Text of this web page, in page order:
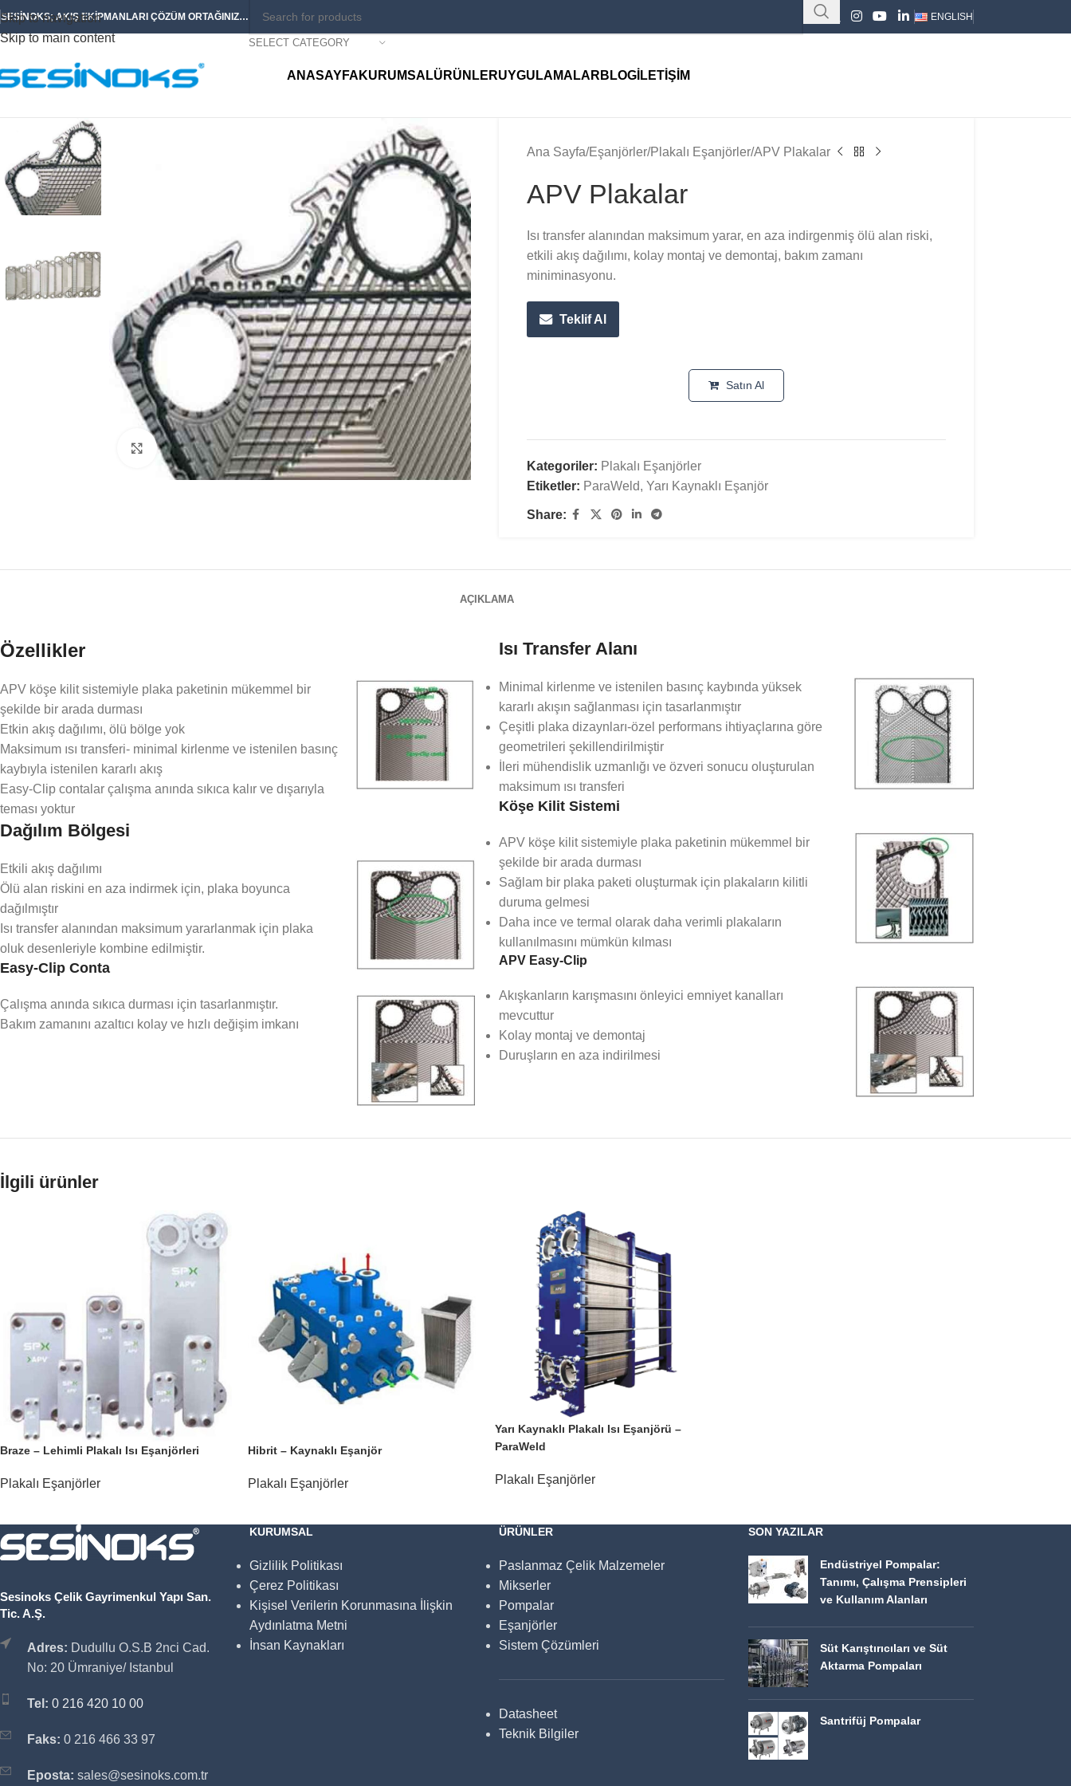
Skip to navigation
Skip to main content
SESİNOKS; AKIŞ EKİPMANLARI ÇÖZÜM ORTAĞINIZ…
SELECT CATEGORY
ENGLISH
ANASAYFA KURUMSALÜRÜNLERUYGULAMALAR BLOG İLETIŞIM
Click to enlarge
Ana Sayfa Eşanjörler Plakalı Eşanjörler APV Plakalar
APV Plakalar
Isı transfer alanından maksimum yarar, en aza indirgenmiş ölü alan riski,
etkili akış dağılımı, kolay montaj ve demontaj, bakım zamanı
miniminasyonu.
Teklif Al
Satın Al
Kategoriler: Plakalı Eşanjörler
Etiketler: ParaWeld, Yarı Kaynaklı Eşanjör
Share:
AÇIKLAMA
Özellikler
APV köşe kilit sistemiyle plaka paketinin mükemmel bir
şekilde bir arada durması
Etkin akış dağılımı, ölü bölge yok
Maksimum ısı transferi- minimal kirlenme ve istenilen basınç
kaybıyla istenilen kararlı akış
Easy-Clip contalar çalışma anında sıkıca kalır ve dışarıyla
teması yoktur
Dağılım Bölgesi
Etkili akış dağılımı
Ölü alan riskini en aza indirmek için, plaka boyunca
dağılmıştır
Isı transfer alanından maksimum yararlanmak için plaka
oluk desenleriyle kombine edilmiştir.
Easy-Clip Conta
Çalışma anında sıkıca durması için tasarlanmıştır.
Bakım zamanını azaltıcı kolay ve hızlı değişim imkanı
Isı Transfer Alanı
Minimal kirlenme ve istenilen basınç kaybında yüksek
kararlı akışın sağlanması için tasarlanmıştır
Çeşitli plaka dizaynları-özel performans ihtiyaçlarına göre
geometrileri şekillendirilmiştir
İleri mühendislik uzmanlığı ve özveri sonucu oluşturulan
maksimum ısı transferi
Köşe Kilit Sistemi
APV köşe kilit sistemiyle plaka paketinin mükemmel bir
şekilde bir arada durması
Sağlam bir plaka paketi oluşturmak için plakaların kilitli
duruma gelmesi
Daha ince ve termal olarak daha verimli plakaların
kullanılmasını mümkün kılması
APV Easy-Clip
Akışkanların karışmasını önleyici emniyet kanalları
mevcuttur
Kolay montaj ve demontaj
Duruşların en aza indirilmesi
İlgili ürünler
Braze – Lehimli Plakalı Isı Eşanjörleri
Plakalı Eşanjörler
Hibrit – Kaynaklı Eşanjör
Plakalı Eşanjörler
Yarı Kaynaklı Plakalı Isı Eşanjörü –
ParaWeld
Plakalı Eşanjörler
Sesinoks Çelik Gayrimenkul Yapı San.
Tic. A.Ş.
Adres: Dudullu O.S.B 2nci Cad.
No: 20 Ümraniye/ Istanbul
Tel: 0 216 420 10 00
Faks: 0 216 466 33 97
Eposta: sales@sesinoks.com.tr
KURUMSAL
Gizlilik Politikası
Çerez Politikası
Kişisel Verilerin Korunmasına İlişkin
Aydınlatma Metni
İnsan Kaynakları
ÜRÜNLER
Paslanmaz Çelik Malzemeler
Mikserler
Pompalar
Eşanjörler
Sistem Çözümleri
Datasheet
Teknik Bilgiler
SON YAZILAR
Endüstriyel Pompalar:
Tanımı, Çalışma Prensipleri
ve Kullanım Alanları
Süt Karıştırıcıları ve Süt
Aktarma Pompaları
Santrifüj Pompalar